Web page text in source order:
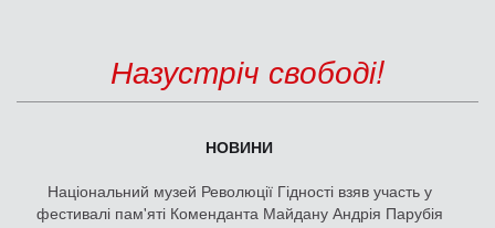
Назустріч свободі!
НОВИНИ
Національний музей Революції Гідності взяв участь у
фестивалі пам'яті Коменданта Майдану Андрія Парубія